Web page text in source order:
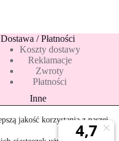
Dostawa / Płatności
Koszty dostawy
Reklamacje
Zwroty
Płatności
Inne
Pakiety 10 mleka
Mapa strony
Rekomendowane
jakość korzystania z naszej